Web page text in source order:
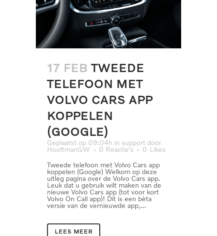
17 FEB TWEEDE
TELEFOON MET
VOLVO CARS APP
KOPPELEN
(GOOGLE)
Geplaatst op 09:04h in support door
HooftmanGW
0 Reactie's 0 Likes
Tweede telefoon met Volvo Cars app
koppelen (Google) Welkom op deze
uitleg pagina over de Volvo Cars app.
Leuk dat u gebruik wilt maken van de
nieuwe Volvo Cars app (tot voor kort
Volvo On Call app)! Dit is een bèta
versie van de vernieuwde app,...
LEES MEER